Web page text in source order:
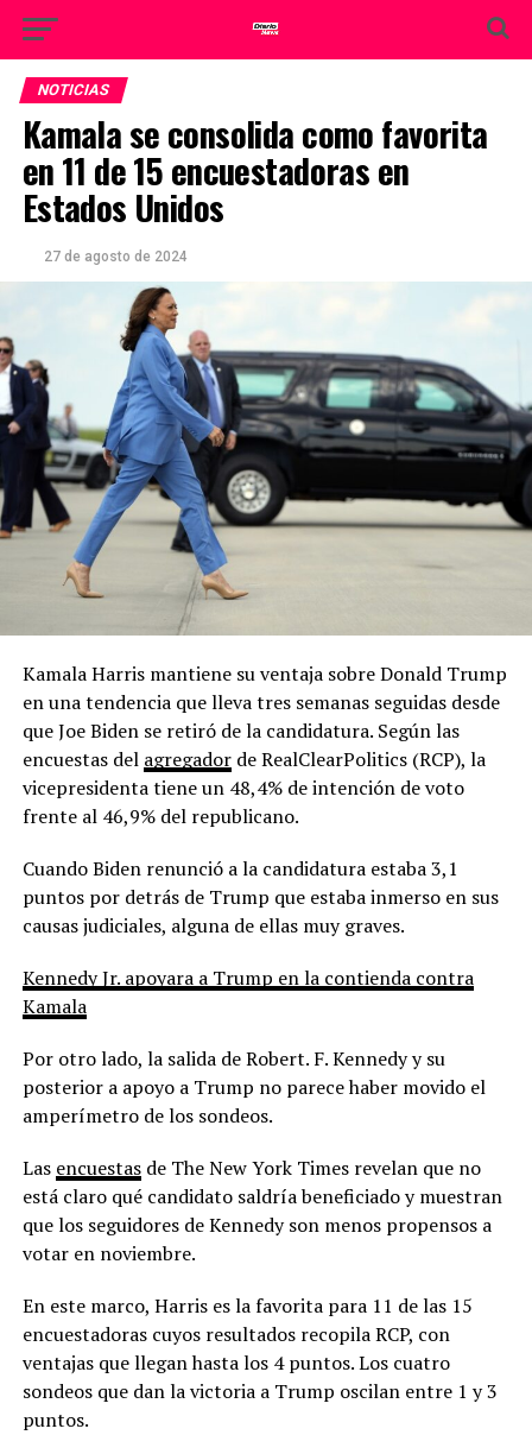
NOTICIAS
Kamala se consolida como favorita
en 11 de 15 encuestadoras en
Estados Unidos
27 de agosto de 2024
Kamala Harris mantiene su ventaja sobre Donald Trump
en una tendencia que lleva tres semanas seguidas desde
que Joe Biden se retiró de la candidatura. Según las
encuestas del agregadorde RealClearPolitics (RCP), la
vicepresidenta tiene un 48,4% de intención de voto
frente al 46,9% del republicano.
Cuando Biden renunció a la candidatura estaba 3,1
puntos por detrás de Trump que estaba inmerso en sus
causas judiciales, alguna de ellas muy graves.
Kennedy Jr. apoyara a Trump en la contienda contra
Kamala
Por otro lado, la salida de Robert. F. Kennedy y su
posterior a apoyo a Trump no parece haber movido el
amperímetro de los sondeos.
Las encuestasde The New York Times revelan que no
está claro qué candidato saldría beneficiado y muestran
que los seguidores de Kennedy son menos propensos a
votar en noviembre.
En este marco, Harris es la favorita para 11 de las 15
encuestadoras cuyos resultados recopila RCP, con
ventajas que llegan hasta los 4 puntos. Los cuatro
sondeos que dan la victoria a Trump oscilan entre 1 y 3
puntos.